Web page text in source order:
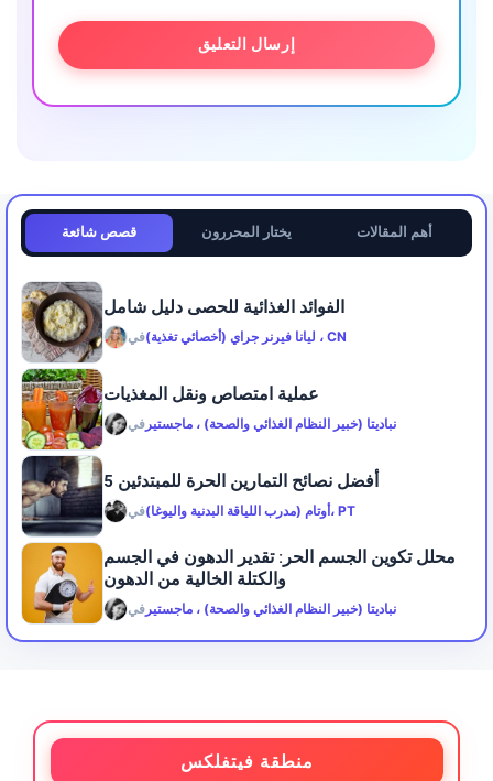
قصص شائعة يختار المحررون أهم المقالات
الفوائد الغذائية للحصى دليل شامل
في ليانا فيرنر جراي (أخصائي تغذية) ، CN
عملية امتصاص ونقل المغذيات
في نباديتا (خبير النظام الغذائي والصحة) ، ماجستير
5 أفضل نصائح التمارين الحرة للمبتدئين
في أوتام (مدرب اللياقة البدنية واليوغا)، PT
محلل تكوين الجسم الحر: تقدير الدهون في الجسم
والكتلة الخالية من الدهون
في نباديتا (خبير النظام الغذائي والصحة) ، ماجستير
منطقة فيتفلكس